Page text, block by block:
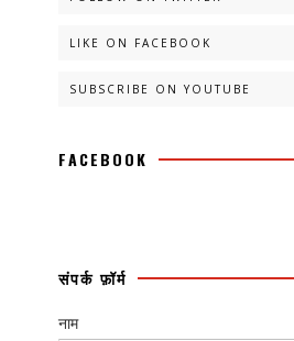
LIKE ON FACEBOOK
SUBSCRIBE ON YOUTUBE
FACEBOOK
संपर्क फ़ॉर्म
नाम